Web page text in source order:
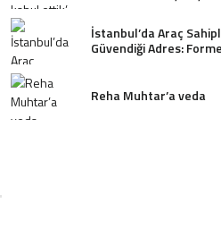
İstanbul’da Araç
Güvendiği Adres:
Reha Muhtar’a veda